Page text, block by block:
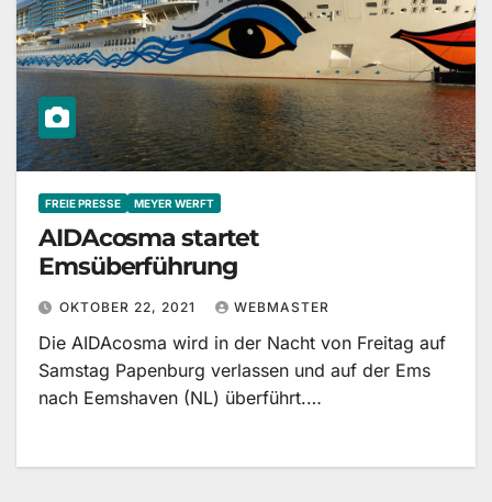
FREIE PRESSE MEYER WERFT
AIDAcosma startet
Emsüberführung
OKTOBER 22, 2021 WEBMASTER
Die AIDAcosma wird in der Nacht von Freitag auf
Samstag Papenburg verlassen und auf der Ems
nach Eemshaven (NL) überführt.…